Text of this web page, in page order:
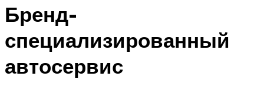
Бренд-
специализированный
автосервис